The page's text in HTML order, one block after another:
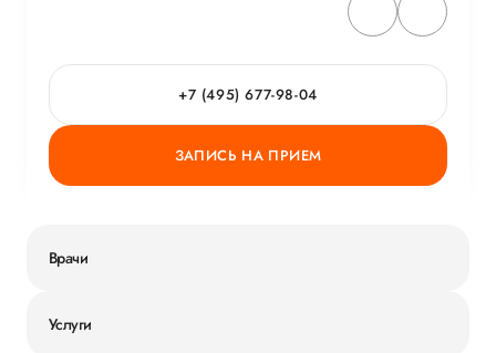
+7 (495) 677-98-04
ЗАПИСЬ НА ПРИЕМ
Врачи
Услуги